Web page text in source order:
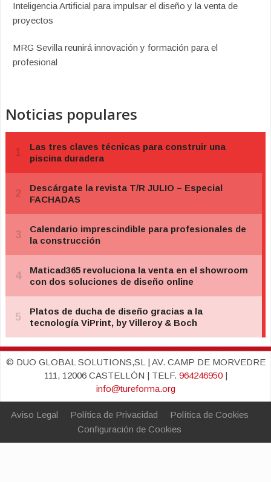
Inteligencia Artificial para impulsar el diseño y la venta de
proyectos
MRG Sevilla reunirá innovación y formación para el
profesional
Noticias populares
© DUO GLOBAL SOLUTIONS,SL | AV. CAMP DE MORVEDRE
111, 12006 CASTELLÓN | TELF. 964246950|
info@tureforma.org
Aviso Legal Política de Privacidad
Política de Cookies
Configuración de Cookies